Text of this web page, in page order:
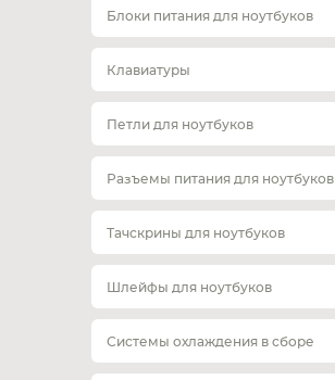
Блоки питания для ноутбуков
Клавиатуры
Петли для ноутбуков
Разъемы питания для ноутбуков
Тачскрины для ноутбуков
Шлейфы для ноутбуков
Системы охлаждения в сборе